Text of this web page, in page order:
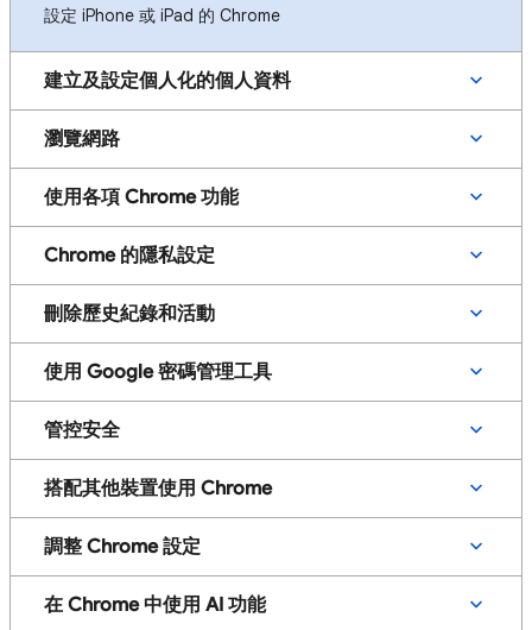
設定 iPhone 或 iPad 的 Chrome
建立及設定個人化的個人資料
瀏覽網路
使用各項 Chrome 功能
Chrome 的隱私設定
刪除歷史紀錄和活動
使用 Google 密碼管理工具
管控安全
搭配其他裝置使用 Chrome
調整 Chrome 設定
在 Chrome 中使用 AI 功能